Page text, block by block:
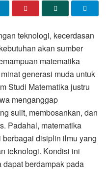
teknologi, kecerdasan
akan sumber
matematika
generasi muda untuk
Studi Matematika justru
menganggap
sulit, membosankan, dan
Padahal, matematika
disiplin ilmu yang
teknologi. Kondisi ini
berdampak pada